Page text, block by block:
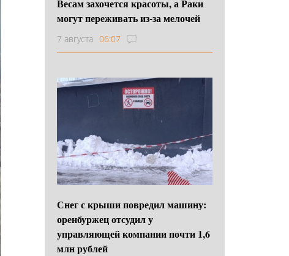
Весам захочется красоты, а Раки
могут переживать из-за мелочей
7 августа 06:07
Снег с крыши повредил машину:
оренбуржец отсудил у
управляющей компании почти 1,6
млн рублей